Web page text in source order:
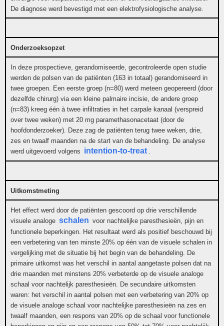
De diagnose werd bevestigd met een elektrofysiologische analyse.
Onderzoeksopzet
In deze prospectieve, gerandomiseerde, gecontroleerde open studie
werden de polsen van de patiënten (163 in totaal) gerandomiseerd in
twee groepen. Een eerste groep (n=80) werd meteen geopereerd (door
dezelfde chirurg) via een kleine palmaire incisie, de andere groep
(n=83) kreeg één à twee infiltraties in het carpale kanaal (verspreid
over twee weken) met 20 mg paramethasonacetaat (door de
hoofdonderzoeker). Deze zag de patiënten terug twee weken, drie,
zes en twaalf maanden na de start van de behandeling. De analyse
werd uitgevoerd volgens intention-to-treat .
Uitkomstmeting
Het effect werd door de patiënten gescoord op drie verschillende
visuele analoge schalen voor nachtelijke paresthesieën, pijn en
functionele beperkingen. Het resultaat werd als positief beschouwd bij
een verbetering van ten minste 20% op één van de visuele schalen in
vergelijking met de situatie bij het begin van de behandeling. De
primaire uitkomst was het verschil in aantal aangetaste polsen dat na
drie maanden met minstens 20% verbeterde op de visuele analoge
schaal voor nachtelijk paresthesieën. De secundaire uitkomsten
waren: het verschil in aantal polsen met een verbetering van 20% op
de visuele analoge schaal voor nachtelijke paresthesieën na zes en
twaalf maanden, een respons van 20% op de schaal voor functionele